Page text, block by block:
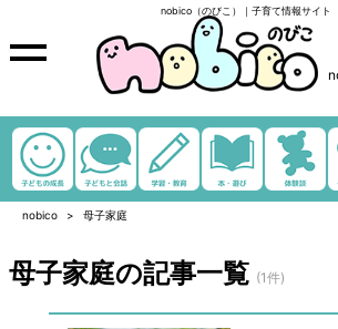
nobico（のびこ）｜子育て情報サイト
nobico 母子家庭
母子家庭の記事一覧 (1件)